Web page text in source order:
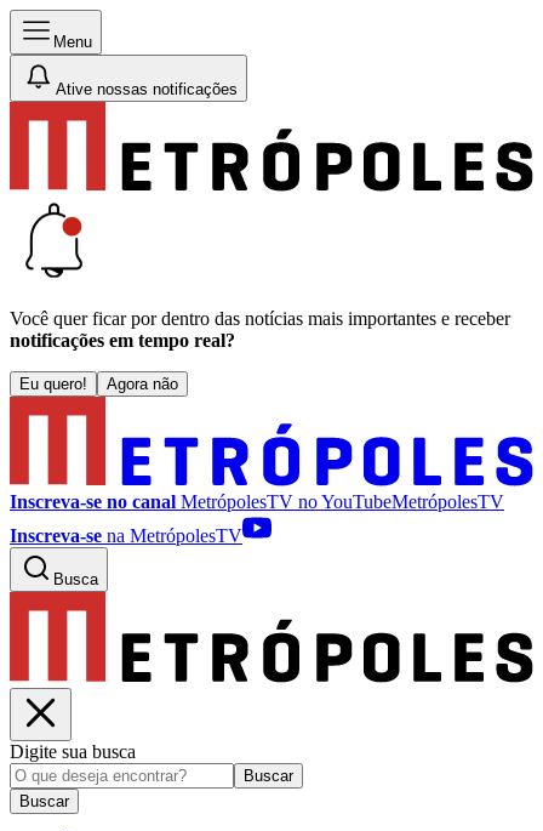
Menu
Ative nossas notificações
Você quer ficar por dentro das notícias mais importantes e receber
notificações em tempo real?
Eu quero! Agora não
Inscreva-se no canal MetrópolesTV noYouTubeMetrópolesTV
Inscreva-se na MetrópolesTV
Busca
Digite sua busca
Buscar
Buscar